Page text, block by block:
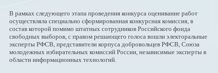
В рамках следующего этапа проведения конкурса оценивание работ
осуществляла специально сформированная конкурсная комиссия, в
состав которой помимо штатных сотрудников Российского фонда
свободных выборов, с правом решающего голоса вошли электоральные
эксперты РФСВ, представители корпуса добровольцев РФСВ, Союза
молодежных избирательных комиссий России, независимые эксперты в
области информационных технологий.